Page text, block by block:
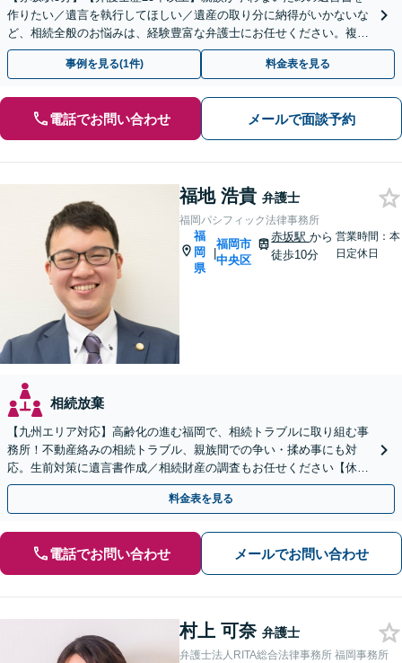
作りたい／遺言を執行してほしい／遺産の取り分に納得がいかないな
ど、相続全般のお悩みは、経験豊富な弁護士にお任せください。複雑
な問題も粘り強く対応し、解決に導きます。
事例を見る(1件) 料金表を見る
電話でお問い合わせ メールで面談予約
福地 浩貴 弁護士
福岡パシフィック法律事務所
福
岡
県
|
福岡市
中央区
赤坂駅から
徒歩10分
営業時間：本
日定休日
相続放棄
【九州エリア対応】高齢化の進む福岡で、相続トラブルに取り組む事
務所！不動産絡みの相続トラブル、親族間での争い・揉め事にも対
応。生前対策に遺言書作成／相続財産の調査もお任せください【休
日・夜間面談可】【完全個室】【六本松駅2分】
料金表を見る
電話でお問い合わせ メールでお問い合わせ
村上 可奈 弁護士
弁護士法人RITA総合法律事務所 福岡事務所